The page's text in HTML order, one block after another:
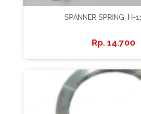
SPANNER SPRING, H-
14.700